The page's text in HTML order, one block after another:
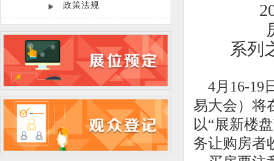
政策法规
系列
4月16-19
易大会）将
以“展新楼
务让购房者